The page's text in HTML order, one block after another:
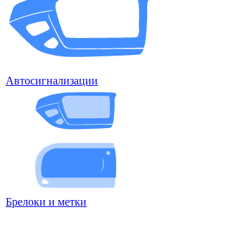
Автосигнализации
Брелоки и метки